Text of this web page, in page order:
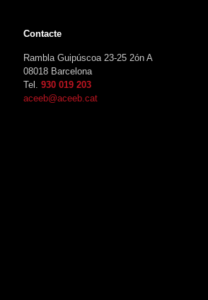
Contacte
Rambla Guipúscoa 23-25 2ón A
08018 Barcelona
Tel. 930 019 203
aceeb@aceeb.cat